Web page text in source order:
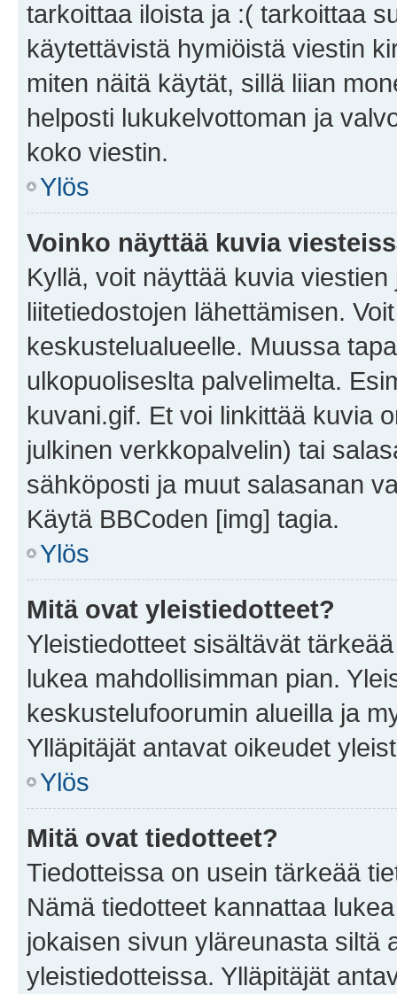
tarkoittaa iloista ja :( tarkoittaa
käytettävistä hymiöistä viestin
miten näitä käytät, sillä liian
helposti lukukelvottoman ja
koko viestin.
Ylös
Voinko näyttää kuvia
Kyllä, voit näyttää kuvia
liitetiedostojen lähettämisen.
keskustelualueelle. Muussa
ulkopuoliseslta palvelimelta.
kuvani.gif. Et voi linkittää kuvia
julkinen verkkopalvelin) tai
sähköposti ja muut salasanan
Käytä BBCoden [img] tagia.
Ylös
Mitä ovat yleistiedotteet?
Yleistiedotteet sisältävät
lukea mahdollisimman pian.
keskustelufoorumin alueilla ja
Ylläpitäjät antavat oikeudet
Ylös
Mitä ovat tiedotteet?
Tiedotteissa on usein tärkeää
Nämä tiedotteet kannattaa
jokaisen sivun yläreunasta siltä
yleistiedotteissa. Ylläpitäjät